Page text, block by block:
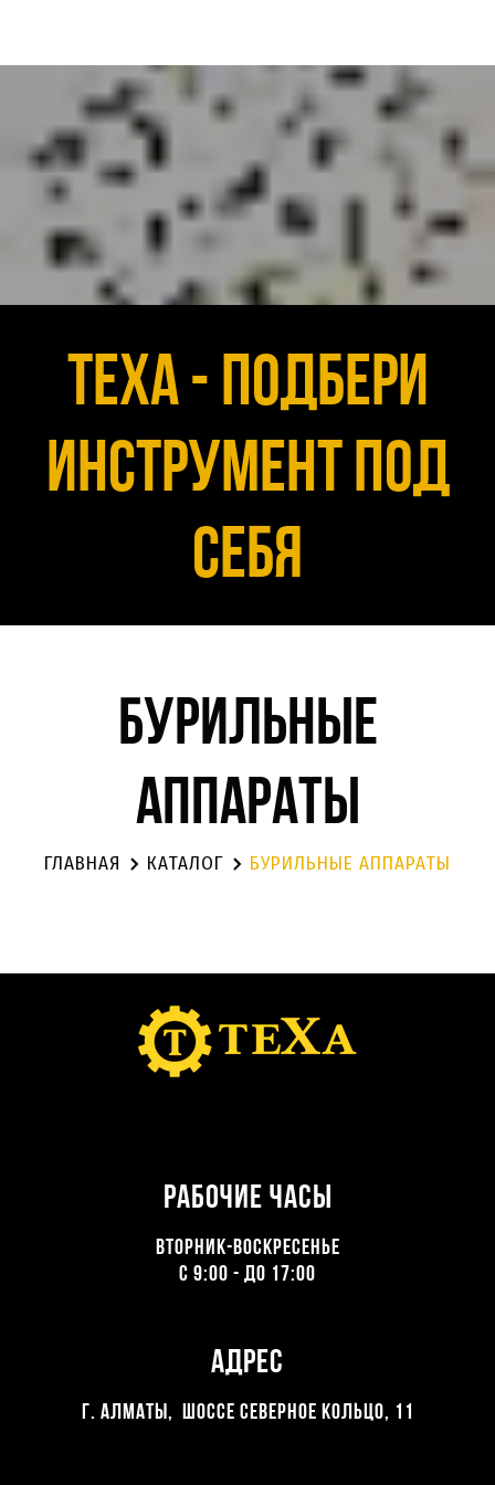
Texa - подбери
инструмент под
себя
Бурильные
аппараты
ГЛАВНАЯ КАТАЛОГ БУРИЛЬНЫЕ АППАРАТЫ
Рабочие часы
ВТОРНИК-ВОСКРЕСЕНЬЕ
С 9:00 - ДО 17:00
Адрес
Г. Алматы, Шоссе северное кольцо, 11